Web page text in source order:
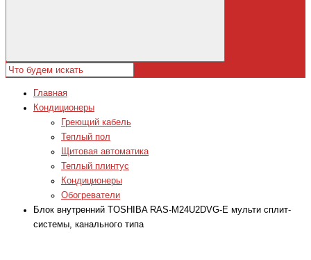
Главная
Кондиционеры
Греющий кабель
Теплый пол
Щитовая автоматика
Теплый плинтус
Кондиционеры
Обогреватели
Блок внутренний TOSHIBA RAS-M24U2DVG-E мульти сплит-
системы, канального типа